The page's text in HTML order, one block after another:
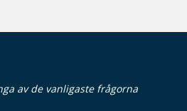
av de vanligaste frågorna